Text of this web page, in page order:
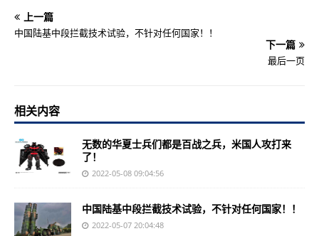
上一篇
中国陆基中段拦截技术试验，不针对任何国家！！
下一篇
最后一页
相关内容
无数的华夏士兵们都是百战之兵，米国人攻打来
了！
2022-05-08 09:04:56
中国陆基中段拦截技术试验，不针对任何国家！！
2022-05-07 20:04:48